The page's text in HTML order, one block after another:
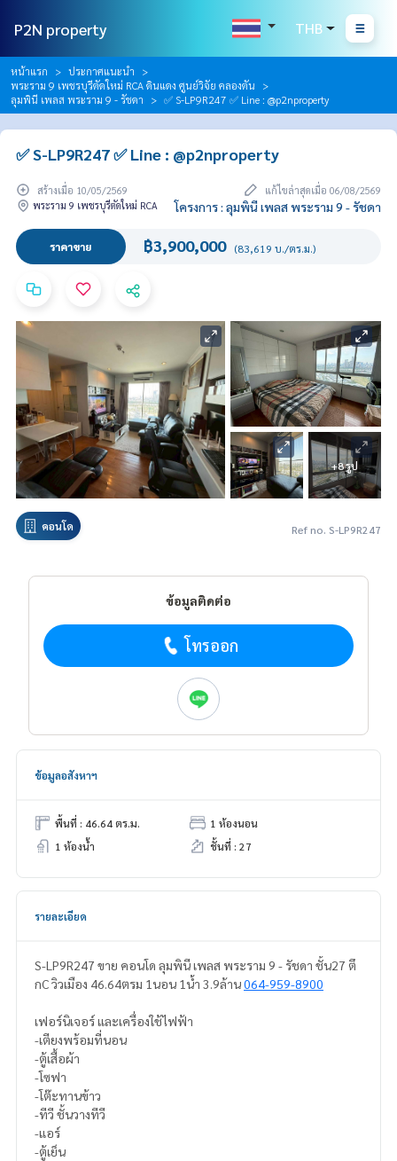
P2N property THB
หน้าแรก
ประกาศแนะนำ
พระราม 9 เพชรบุรีตัดใหม่ RCA ดินแดง ศูนย์วิจัย คลองตัน
ลุมพินี เพลส พระราม 9 - รัชดา
✅ S-LP9R247 ✅ Line : @p2nproperty
✅ S-LP9R247 ✅ Line : @p2nproperty
สร้างเมื่อ 10/05/2569
แก้ไขล่าสุดเมื่อ 06/08/2569
พระราม 9 เพชรบุรีตัดใหม่ RCA
โครงการ : ลุมพินี เพลส พระราม 9 - รัชดา
ราคาขาย ฿3,900,000 (83,619 บ./ตร.ม.)
+8 รูป
คอนโด Ref no. S-LP9R247
ข้อมูลติดต่อ
โทรออก
ข้อมูลอสังหาฯ
พื้นที่ : 46.64 ตร.ม.
1 ห้องนอน
1 ห้องน้ำ
ชั้นที่ : 27
รายละเอียด
S-LP9R247 ขาย คอนโด ​ลุมพินี เพลส พระราม 9 - รัชดา ชั้น27 ตึ
กC วิวเมือง 46.64ตรม 1นอน 1น้ำ 3.9ล้าน064-959-8900
เฟอร์นิเจอร์ และเครื่องใช้ไฟฟ้า
-เตียงพร้อมที่นอน
-ตู้เสื้อผ้า
-โซฟา
-โต๊ะทานข้าว
-ทีวี ชั้นวางทีวี
-แอร์
-ตู้เย็น